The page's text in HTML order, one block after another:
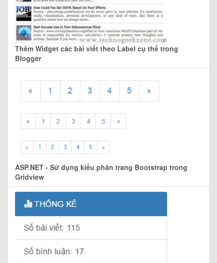
Thêm Widget các bài viết theo Label cụ thể trong
Blogger
ASP.NET - Sử dụng kiểu phân trang Bootstrap trong
Gridview